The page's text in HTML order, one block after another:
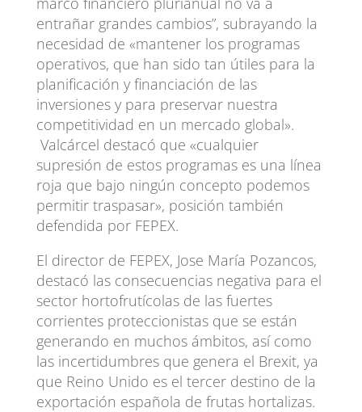
entrañar grandes cambios”, subrayando la
necesidad de «mantener los programas
operativos, que han sido tan útiles para la
planificación y financiación de las
inversiones y para preservar nuestra
competitividad en un mercado global».
Valcárcel destacó que «cualquier
supresión de estos programas es una línea
roja que bajo ningún concepto podemos
permitir traspasar», posición también
defendida por FEPEX.
El director de FEPEX, Jose María Pozancos,
destacó las consecuencias negativa para el
sector hortofrutícolas de las fuertes
corrientes proteccionistas que se están
generando en muchos ámbitos, así como
las incertidumbres que genera el Brexit, ya
que Reino Unido es el tercer destino de la
exportación española de frutas hortalizas.